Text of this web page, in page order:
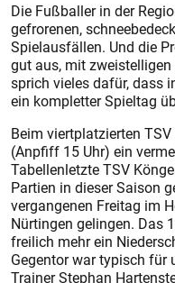
Die Fußballer in der
gefrorenen,
Spielausfällen. Und die
gut aus, mit
sprich vieles dafür, dass
ein kompletter Spieltag
Beim viertplatzierten
(Anpfiff 15 Uhr) ein
Tabellenletzte TSV
Partien in dieser Saison
vergangenen Freitag im
Nürtingen gelingen. Das
freilich mehr ein
Gegentor war typisch für
Trainer Stephan